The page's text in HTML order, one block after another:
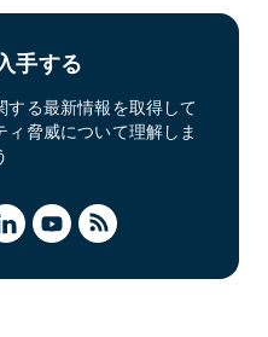
手する
る最新情報を取得して
脅威について理解しま